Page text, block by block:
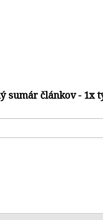
sumár článkov - 1x